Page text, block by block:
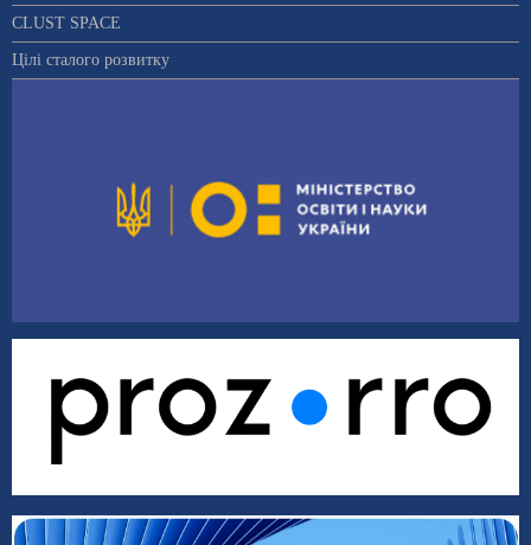
CLUST SPACE
Цілі сталого розвитку